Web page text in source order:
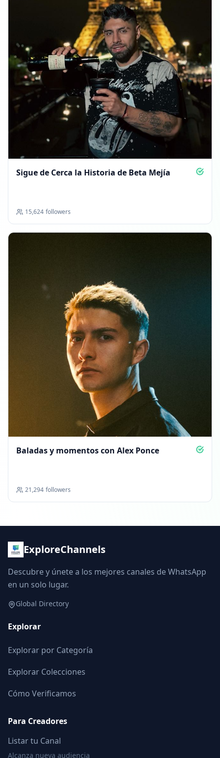
Sigue de Cerca la Historia de Beta Mejía
15,624 followers
Baladas y momentos con Alex Ponce
21,294 followers
ExploreChannels
Descubre y únete a los mejores canales de WhatsApp
en un solo lugar.
Global Directory
Explorar
Explorar por Categoría
Explorar Colecciones
Cómo Verificamos
Para Creadores
Listar tu Canal
Alcanza nueva audiencia